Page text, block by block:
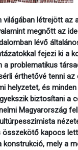
világában létrejött az
megnőtt az
lévő
fejezi ki a
a problematikus
érthetővé tenni az
helyzetet, és
biztosítani a
Magyarország
összekötő kapocs
konstrukció, mely a